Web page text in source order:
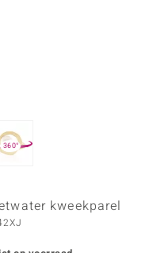
360°
kweekparel